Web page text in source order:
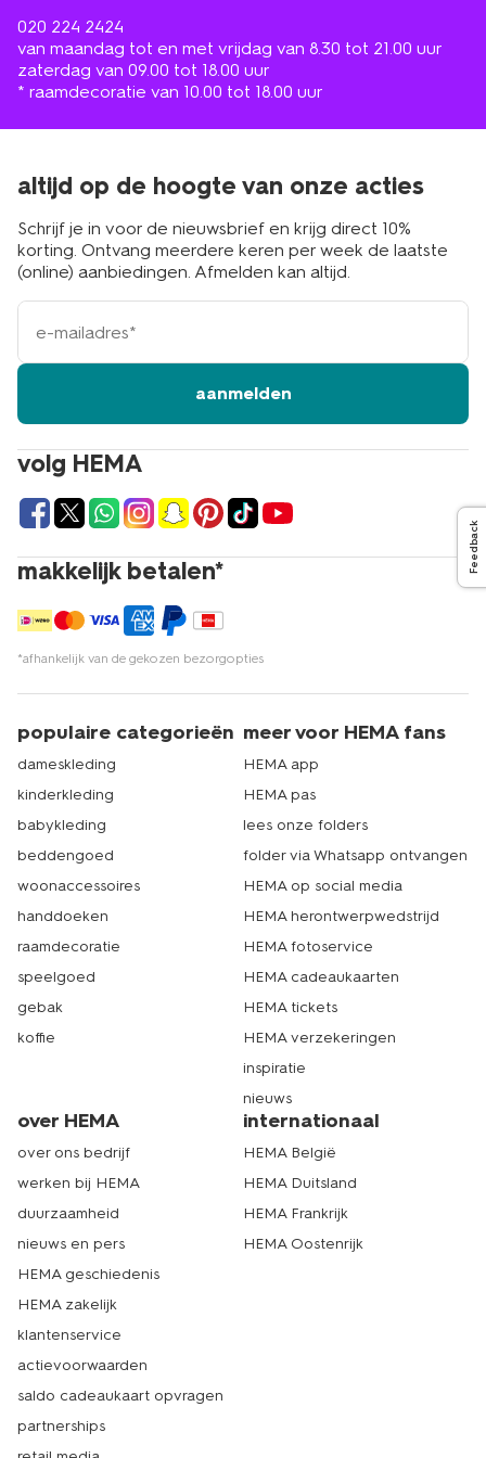
020 224 2424
van maandag tot en met vrijdag van 8.30 tot 21.00 uur
zaterdag van 09.00 tot 18.00 uur
* raamdecoratie van 10.00 tot 18.00 uur
volg HEMA
makkelijk betalen*
*afhankelijk van de gekozen bezorgopties
altijd op de hoogte van onze acties
Schrijf je in voor de nieuwsbrief en krijg direct 10%
korting. Ontvang meerdere keren per week de laatste
(online) aanbiedingen. Afmelden kan altijd.
e-
mailadres
aanmelden
populaire categorieën
dameskleding
kinderkleding
babykleding
beddengoed
woonaccessoires
handdoeken
raamdecoratie
speelgoed
gebak
koffie
meer voor HEMA fans
HEMA app
HEMA pas
lees onze folders
folder via Whatsapp ontvangen
HEMA op social media
HEMA herontwerpwedstrijd
HEMA fotoservice
HEMA cadeaukaarten
HEMA tickets
HEMA verzekeringen
inspiratie
nieuws
over HEMA
over ons bedrijf
werken bij HEMA
duurzaamheid
nieuws en pers
HEMA geschiedenis
HEMA zakelijk
klantenservice
actievoorwaarden
saldo cadeaukaart opvragen
partnerships
internationaal
HEMA België
HEMA Duitsland
HEMA Frankrijk
HEMA Oostenrijk
Feedback